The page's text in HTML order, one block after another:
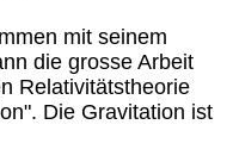
mit seinem
die grosse Arbeit
Relativitätstheorie
Die Gravitation ist